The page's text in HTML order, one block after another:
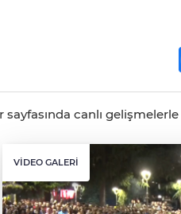
canlı
VIDEO GALERI